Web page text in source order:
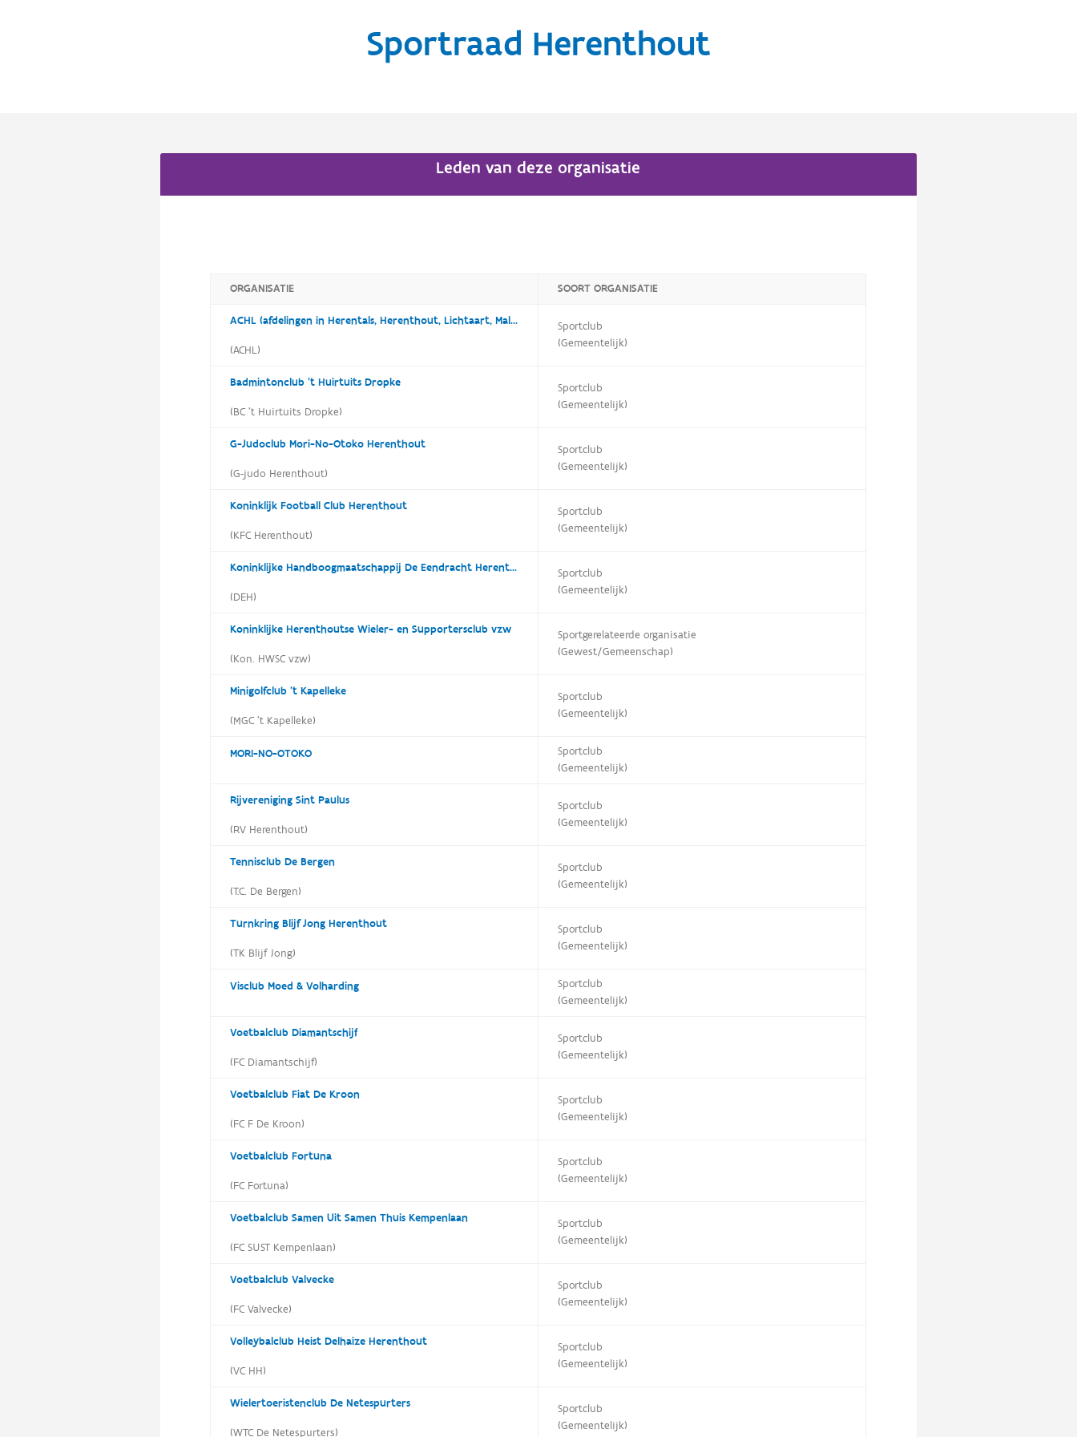
Sportraad Herenthout
Leden van deze organisatie
ORGANISATIE SOORT ORGANISATIE
ACHL (afdelingen in Herentals, Herenthout, Lichtaart, Malle en Westerlo)
(ACHL)
Sportclub
(Gemeentelijk)
Badmintonclub 't Huirtuits Dropke
(BC 't Huirtuits Dropke)
Sportclub
(Gemeentelijk)
G-Judoclub Mori-No-Otoko Herenthout
(G-judo Herenthout)
Sportclub
(Gemeentelijk)
Koninklijk Football Club Herenthout
(KFC Herenthout)
Sportclub
(Gemeentelijk)
Koninklijke Handboogmaatschappij De Eendracht Herenthout
(DEH)
Sportclub
(Gemeentelijk)
Koninklijke Herenthoutse Wieler- en Supportersclub vzw
(Kon. HWSC vzw)
Sportgerelateerde organisatie
(Gewest/Gemeenschap)
Minigolfclub 't Kapelleke
(MGC 't Kapelleke)
Sportclub
(Gemeentelijk)
MORI-NO-OTOKO
Sportclub
(Gemeentelijk)
Rijvereniging Sint Paulus
(RV Herenthout)
Sportclub
(Gemeentelijk)
Tennisclub De Bergen
(T.C. De Bergen)
Sportclub
(Gemeentelijk)
Turnkring Blijf Jong Herenthout
(TK Blijf Jong)
Sportclub
(Gemeentelijk)
Visclub Moed & Volharding
Sportclub
(Gemeentelijk)
Voetbalclub Diamantschijf
(FC Diamantschijf)
Sportclub
(Gemeentelijk)
Voetbalclub Fiat De Kroon
(FC F De Kroon)
Sportclub
(Gemeentelijk)
Voetbalclub Fortuna
(FC Fortuna)
Sportclub
(Gemeentelijk)
Voetbalclub Samen Uit Samen Thuis Kempenlaan
(FC SUST Kempenlaan)
Sportclub
(Gemeentelijk)
Voetbalclub Valvecke
(FC Valvecke)
Sportclub
(Gemeentelijk)
Volleybalclub Heist Delhaize Herenthout
(VC HH)
Sportclub
(Gemeentelijk)
Wielertoeristenclub De Netespurters
(WTC De Netespurters)
Sportclub
(Gemeentelijk)